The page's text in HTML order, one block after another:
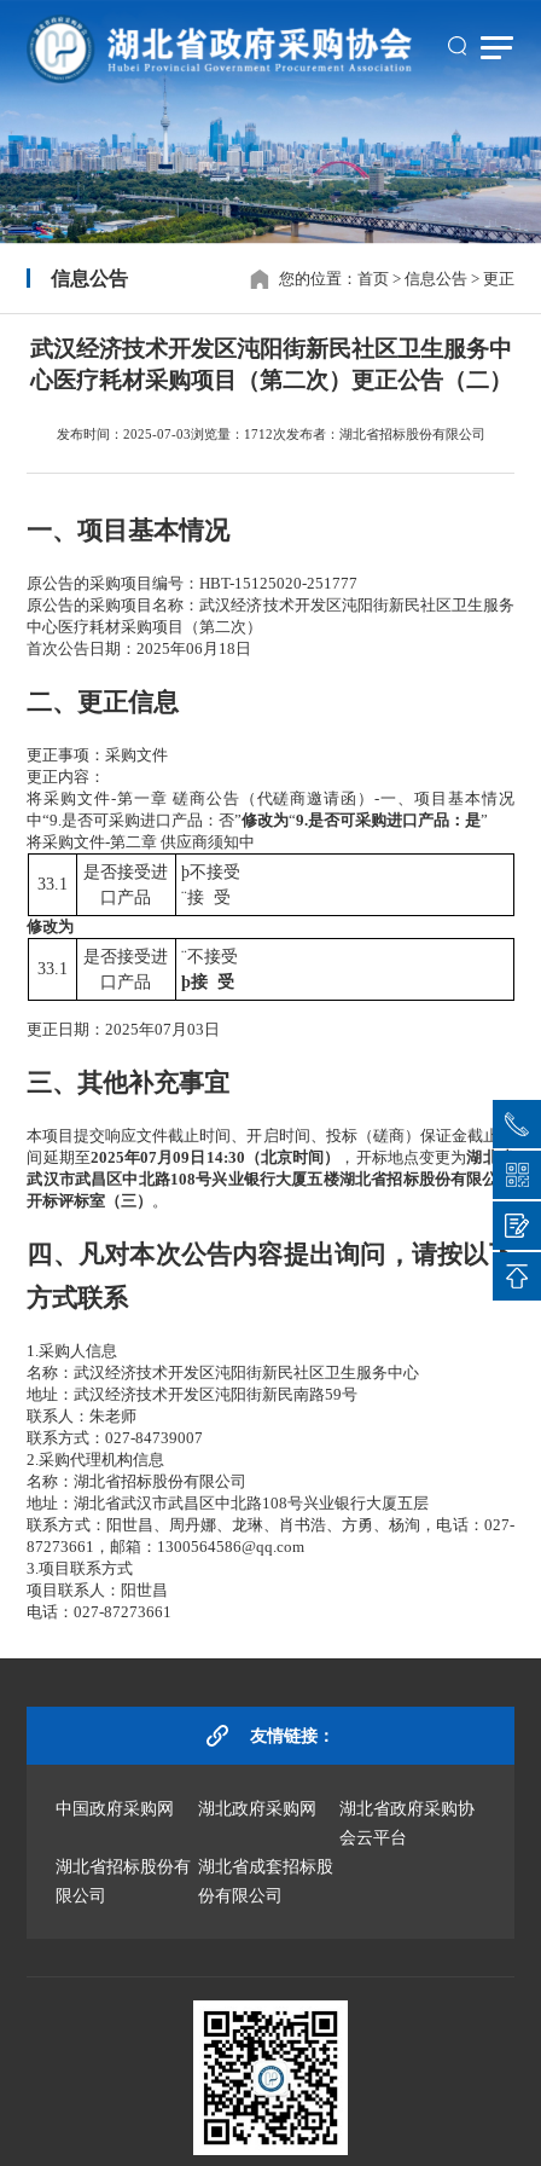
信息公告 您的位置： 首页> 信息公告> 更正
武汉经济技术开发区沌阳街新民社区卫生服务中
心医疗耗材采购项目（第二次）更正公告（二）
发布时间：2025-07-03浏览量：1712次发布者：湖北省招标股份有限公司
一、项目基本情况
原公告的采购项目编号：HBT-15125020-251777
原公告的采购项目名称：武汉经济技术开发区沌阳街新民社区卫生服务
中心医疗耗材采购项目（第二次）
首次公告日期：2025年06月18日
二、更正信息
更正事项：采购文件
更正内容：
将采购文件-第一章 磋商公告（代磋商邀请函）-一、项目基本情况
中“9.是否可采购进口产品：否”修改为“9.是否可采购进口产品：是”
将采购文件-第二章 供应商须知中
33.1
是否接受进
口产品
þ不接受
¨接 受
修改为
33.1
是否接受进
口产品
¨不接受
þ接 受
更正日期：2025年07月03日
三、其他补充事宜
本项目提交响应文件截止时间、开启时间、 投标（磋商）保证金截止时
间延期至2025年07月09日14:30（北京时间） ，开标地点变更为湖北省
武汉市武昌区中北路108号兴业银行大厦五楼湖北省招标股份有限公司
开标评标室（三） 。
四、凡对本次公告内容提出询问，请按以下
方式联系
1.采购人信息
名称：武汉经济技术开发区沌阳街新民社区卫生服务中心
地址：武汉经济技术开发区沌阳街新民南路59号
联系人：朱老师
联系方式：027-84739007
2.采购代理机构信息
名称：湖北省招标股份有限公司
地址：湖北省武汉市武昌区中北路108号兴业银行大厦五层
联系方式：阳世昌、周丹娜、龙琳、肖书浩、方勇、杨洵，电话：027-
87273661，邮箱：1300564586@qq.com
3.项目联系方式
项目联系人：阳世昌
电话：027-87273661
友情链接：
中国政府采购网 湖北政府采购网
湖北省政府采购协
会云平台
湖北省招标股份有
限公司
湖北省成套招标股
份有限公司